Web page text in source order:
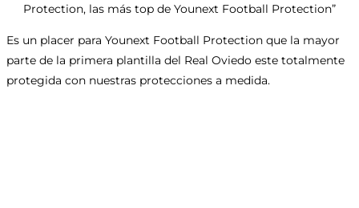
Protection, las más top de Younext Football Protection”
Es un placer para Younext Football Protection que la mayor
parte de la primera plantilla del Real Oviedo este totalmente
protegida con nuestras protecciones a medida.